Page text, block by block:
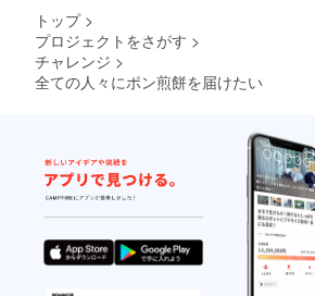
トップ >
プロジェクトをさがす >
チャレンジ >
全ての人々にポン煎餅を届けたい